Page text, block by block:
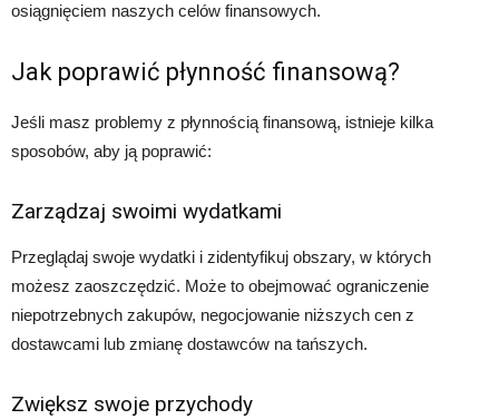
osiągnięciem naszych celów finansowych.
Jak poprawić płynność finansową?
Jeśli masz problemy z płynnością finansową, istnieje kilka
sposobów, aby ją poprawić:
Zarządzaj swoimi wydatkami
Przeglądaj swoje wydatki i zidentyfikuj obszary, w których
możesz zaoszczędzić. Może to obejmować ograniczenie
niepotrzebnych zakupów, negocjowanie niższych cen z
dostawcami lub zmianę dostawców na tańszych.
Zwiększ swoje przychody